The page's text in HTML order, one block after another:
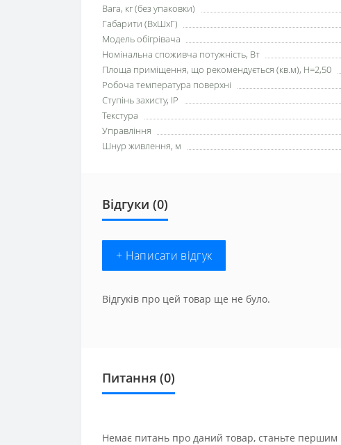
Вага, кг (без упаковки)
Габарити (ВхШхГ)
Модель обігрівача
Номінальна споживча потужність, Вт
Площа приміщення, що рекомендується (кв.м), H=2,50
Робоча температура поверхні
Ступінь захисту, IP
Текстура
Управління
Шнур живлення, м
Відгуки (0)
+ Написати відгук
Відгуків про цей товар ще не було.
Питання (0)
Немає питань про даний товар, станьте першим